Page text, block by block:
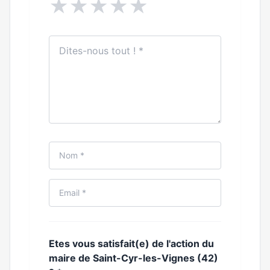
★★★★★
Etes vous satisfait(e) de l'action du
maire de Saint-Cyr-les-Vignes (42)